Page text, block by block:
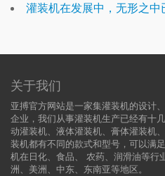
灌装机在发展中，无形之
关于我们
亚搏官方网站是一家集灌装机的设计
企业，我们从事灌装机生产已经有十
动灌装机、液体灌装机、膏体灌装机
装机都有不同的款式和型号，可以满
机在日化、食品、 农药、润滑油等行
洲、美洲、中东、东南亚等地区。